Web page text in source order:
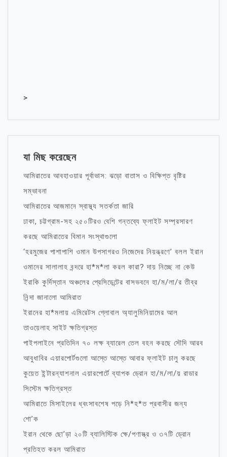
>
যা মিছ করেছেন
আমিরাতের আবহাওয়ার পূর্বাভাস: ঝড়ো বাতাস ও বিক্ষিপ্ত বৃষ্টির
সম্ভাবনা
আমিরাতের আজমানে স্বাস্থ্য সতর্কতা জারি
ঢাকা, চট্টগ্রাম-সহ ২৫০টিরও বেশি গন্তব্যে ফ্লাইট সম্প্রসারণ
করছে আমিরাতের বিমান সংস্থাগুলো
‘হরমুজের পাশাপাশি ওমান উপসাগরও নিজেদের নিয়ন্ত্রণে’ বলল ইরান
ওমানের সালালাহ বন্দরে হা*ম*লা করল কারা? দায় নিচ্ছে না কেউ
ইরাকি কুর্দিস্তান অঞ্চলের প্রেসিডেন্টের বাসভবনে হা/ম/লা/র তীব্র
নিন্দা জানালো আমিরাত
ইরানের হা*মলায় এমিরেটস গ্লোবাল অ্যালুমিনিয়ামের আল
তাওয়েলাহ সাইট ক্ষতিগ্রস্ত
পাইপলাইনে প্রতিদিন ৭০ লক্ষ ব্যারেল তেল বহন করছে সৌদি আরব
আবুধাবির এয়ারপোর্টগুলো আস্তে আস্তে আবার ফ্লাইট চালু করছে
কুয়েত ইন্টারন্যাশনাল এয়ারপোর্টে ব্যাপক ড্রোন হা/ম/লা/য় রাডার
সিস্টেম ক্ষতিগ্রস্ত
আমিরাতে মিসাইলের ধ্বংসাবশেষ পড়ে নি*হ*ত প্রবাসীর জন্য
শো’ক
ইরান থেকে ছো’ড়া ২০টি ব্যালিস্টিক ক্ষে/পণাস্ত্র ও ৩৭টি ড্রোন
প্রতিহত করল আমিরাত